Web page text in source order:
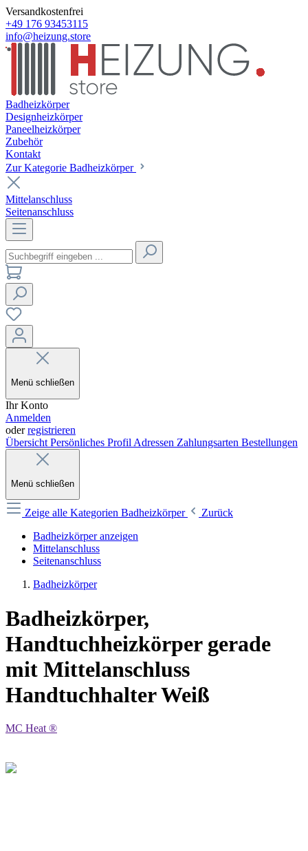
Versandkostenfrei
+49 176 93453115
info@heizung.store
Badheizkörper
Designheizkörper
Paneelheizkörper
Zubehör
Kontakt
Zur Kategorie Badheizkörper
Mittelanschluss
Seitenanschluss
Menü schließen
Ihr Konto
Anmelden
oderregistrieren
Übersicht Persönliches Profil Adressen Zahlungsarten Bestellungen
Menü schließen
Zeige alle Kategorien Badheizkörper
Zurück
Badheizkörper anzeigen
Mittelanschluss
Seitenanschluss
Badheizkörper
Badheizkörper,
Handtuchheizkörper gerade
mit Mittelanschluss
Handtuchhalter Weiß
MC Heat ®